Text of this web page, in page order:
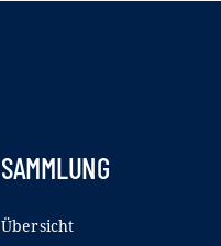
SAMMLUNG
Übersicht